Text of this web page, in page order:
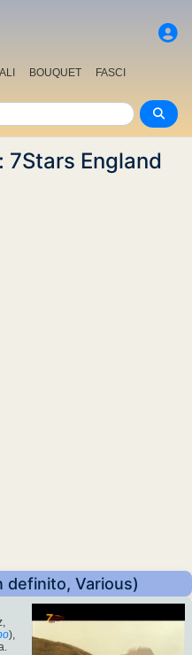
BOUQUET
FASCI
7Stars England
definito, Various)
),